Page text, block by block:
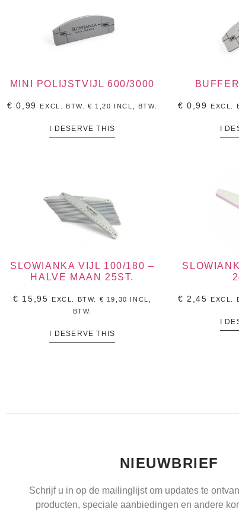
MINI POLIJSTVIJL 600/3000
€ 0,99 EXCL. BTW.€ 1,20 INCL, BTW.
I DESERVE THIS
€ 0,99 EXCL.
I
SLOWIANKA VIJL 100/180 –
HALVE MAAN 25ST.
€ 15,95 EXCL. BTW. € 19,30 INCL,
BTW.
I DESERVE THIS
€ 2,45 EXCL.
I
NIEUWBRIEF
Schrijf u in op de mailinglijst om updates te
producten, speciale aanbiedingen en andere